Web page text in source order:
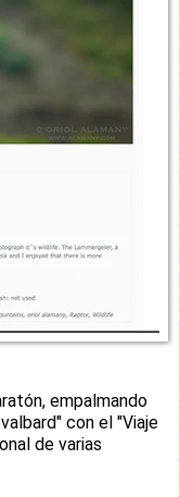
empalmando
con el "Viaje
de varias